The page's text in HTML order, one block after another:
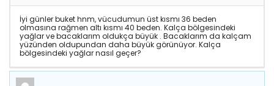
İyi günler buket hnm, vücudumun üst kısmı 36 beden
olmasına rağmen altı kısmı 40 beden. Kalça bölgesindeki
yağlar ve bacaklarım oldukça büyük . Bacaklarım da kalçam
yüzünden oldupundan daha büyük görünüyor. Kalça
bölgesindeki yağlar nasıl geçer?